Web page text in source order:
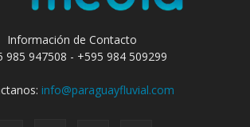
Información de Contacto
985 947508 - +595 984 509299
info@paraguayfluvial.com